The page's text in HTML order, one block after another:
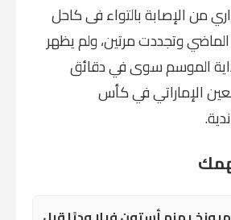
من الإصابة بالتواء فى كاحل
وتجددت مرتين، ولم يظهر
الموسم سوى في دقائق
الإماراتي في كأس